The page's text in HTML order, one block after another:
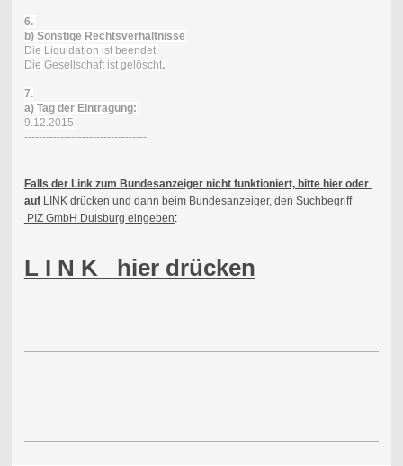
6.
b) Sonstige Rechtsverhältnisse
Die Liquidation ist beendet.
Die Gesellschaft ist gelöscht.
7.
a) Tag der Eintragung:
9.12.2015
----------------------------------
Falls der Link zum Bundesanzeiger nicht funktioniert, bitte hier oder
aufLINK drücken und dann beim Bundesanzeiger, den Suchbegriff
PIZ GmbH Duisburg eingeben:
L I N K hier drücken